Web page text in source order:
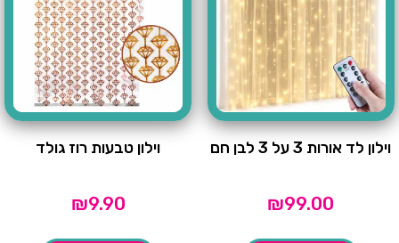
וילון לד אורות 3 על 3 לבן חם
₪99.00
וילון טבעות רוז גולד
₪9.90